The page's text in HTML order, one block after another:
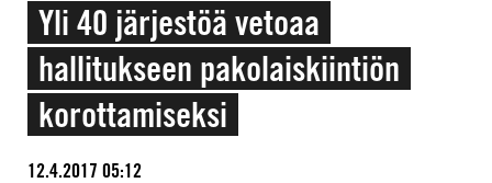
Yli 40 järjestöä vetoaa
hallitukseen pakolaiskiintiön
korottamiseksi
12.4.2017 05:12